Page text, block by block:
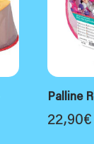
Palline
22,90€